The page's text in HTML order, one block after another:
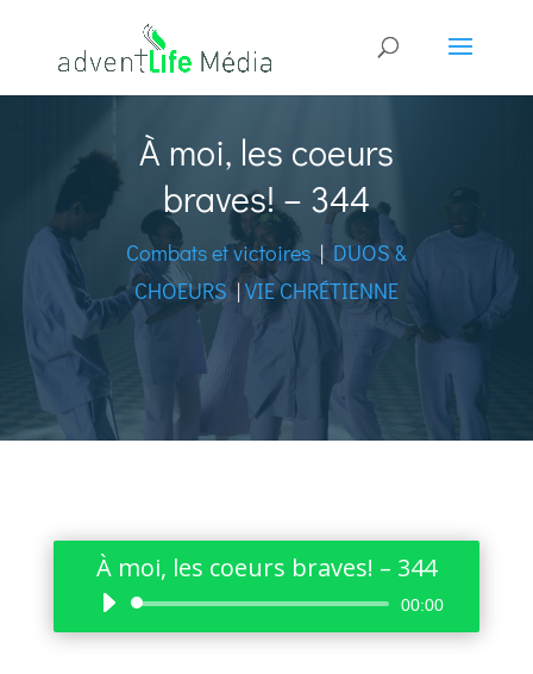
À moi, les coeurs
braves! – 344
Combats et victoires| DUOS &
CHOEURS|VIE CHRÉTIENNE
À moi, les coeurs braves! – 344
Lecteur
audio
00:00